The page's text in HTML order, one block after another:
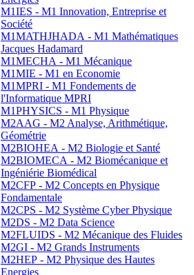
M1IES - M1 Innovation, Entreprise et
Société
M1MATHJHADA - M1 Mathématiques
Jacques Hadamard
M1MECHA - M1 Mécanique
M1MIE - M1 en Economie
M1MPRI - M1 Fondements de
l'Informatique MPRI
M1PHYSICS - M1 Physique
M2AAG - M2 Analyse, Arithmétique,
Géométrie
M2BIOHEA - M2 Biologie et Santé
M2BIOMECA - M2 Biomécanique et
Ingéniérie Biomédical
M2CFP - M2 Concepts en Physique
Fondamentale
M2CPS - M2 Système Cyber Physique
M2DS - M2 Data Science
M2FLUIDS - M2 Mécanique des Fluides
M2GI - M2 Grands Instruments
M2HEP - M2 Physique des Hautes
Energies